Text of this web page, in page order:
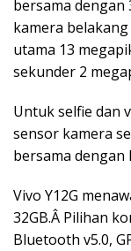
bersama dengan
kamera
utama 13
sekunder 2
Untuk selfie dan
sensor kamera
bersama dengan
Vivo Y12G
32GB.Â Pilihan
Bluetooth v5.0,